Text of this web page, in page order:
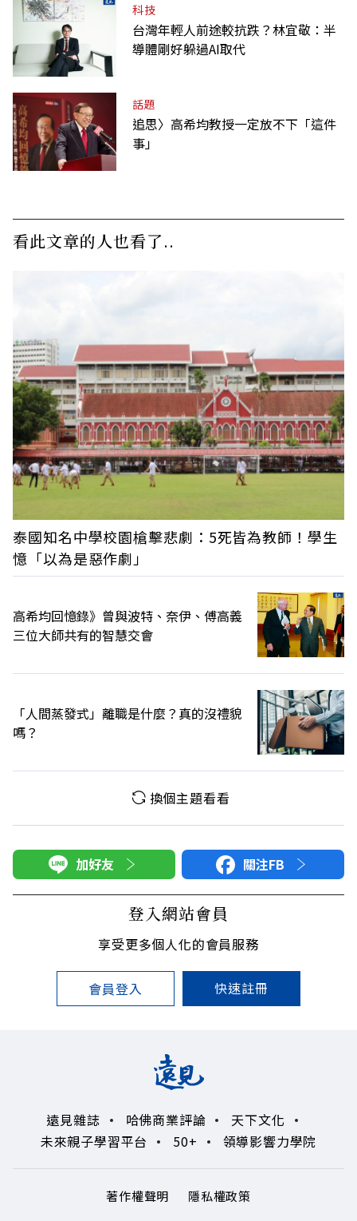
科技
台灣年輕人前途較抗跌？林宜敬：半
導體剛好躲過AI取代
話題
追思〉高希均教授一定放不下「這件
事」
看此文章的人也看了..
泰國知名中學校園槍擊悲劇：5死皆為教師！學生
憶「以為是惡作劇」
高希均回憶錄》曾與波特、奈伊、傅高義
三位大師共有的智慧交會
「人間蒸發式」離職是什麼？真的沒禮貌
嗎？
換個主題看看
加好友 關注FB
登入網站會員
享受更多個人化的會員服務
會員登入 快速註冊
遠見雜誌 哈佛商業評論
天下文化
未來親子學習平台
50+ 領導影響力學院
著作權聲明 隱私權政策